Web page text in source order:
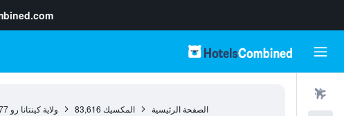
الصفحة الرئيسية المكسيك 83,616 ولاية كينتانا رو